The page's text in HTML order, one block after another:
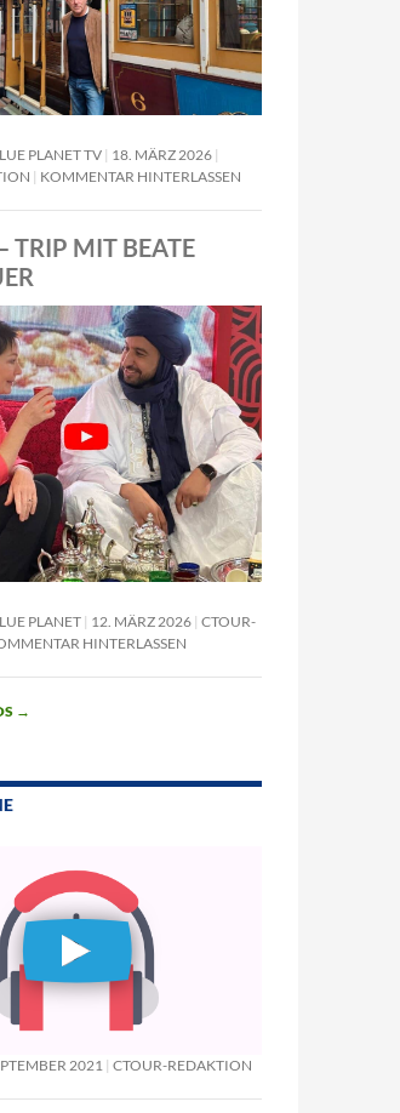
PLANET TV 18. MÄRZ 2026
KOMMENTAR HINTERLASSEN
TRIP MIT BEATE
PLANET 12. MÄRZ 2026 CTOUR-
HINTERLASSEN
→
2021 CTOUR-REDAKTION